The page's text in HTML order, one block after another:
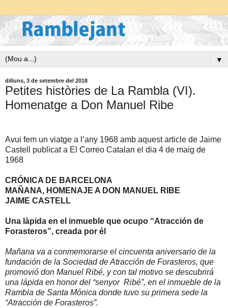
▼
dilluns, 3 de setembre del 2018
Petites històries de La Rambla (VI).
Homenatge a Don Manuel Ribe
Avui fem un viatge a l’any 1968 amb aquest article de Jaime
Castell publicat a El Correo Catalan el dia 4 de maig de
1968
CRÓNICA DE BARCELONA
MAÑANA, HOMENAJE A DON MANUEL RIBE
JAIME CASTELL
Una làpida en el inmueble que ocupo “Atracción de
Forasteros”, creada por él
Mañana va a conmemorarse el cincuenta aniversario de la
fundación de la Sociedad de Atracción de Forasteros, que
promovió don Manuel Ribé, y con tal motivo se descubrirá
una lápida en honor del “senyor Ribé”, en el inmueble de la
Rambla de Santa Mónica donde tuvo su primera sede la
“Atracción de Forasteros”.